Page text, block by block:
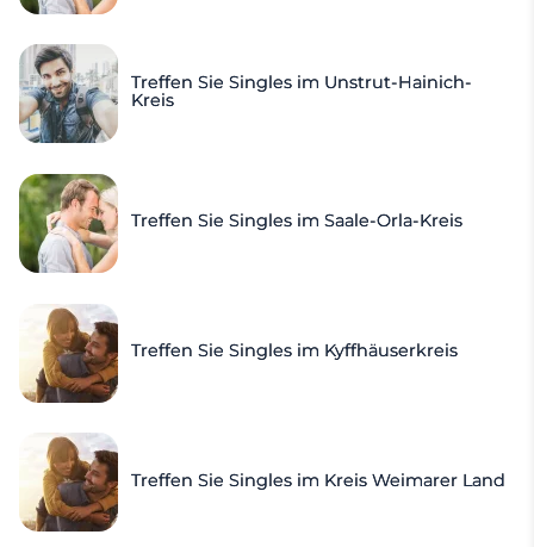
Treffen Sie Singles im Unstrut-Hainich-
Kreis
Treffen Sie Singles im Saale-Orla-Kreis
Treffen Sie Singles im Kyffhäuserkreis
Treffen Sie Singles im Kreis Weimarer Land